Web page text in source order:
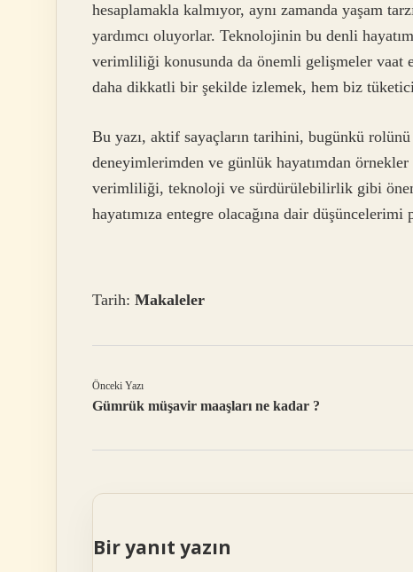
hesaplamakla kalmıyor, aynı zamanda yaşam
yardımcı oluyorlar. Teknolojinin bu denli
verimliliği konusunda da önemli gelişmeler vaat
daha dikkatli bir şekilde izlemek, hem biz
Bu yazı, aktif sayaçların tarihini, bugünkü
deneyimlerimden ve günlük hayatımdan
verimliliği, teknoloji ve sürdürülebilirlik gibi
hayatımıza entegre olacağına dair düşüncelerimi
Tarih: Makaleler
Önceki Yazı
Gümrük müşavir maaşları ne kadar ?
Bir yanıt yazın